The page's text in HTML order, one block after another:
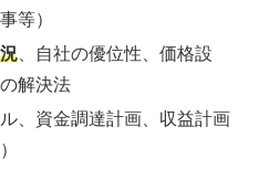
等）
、自社の優位性、価格設
解決法
、資金調達計画、収益計画